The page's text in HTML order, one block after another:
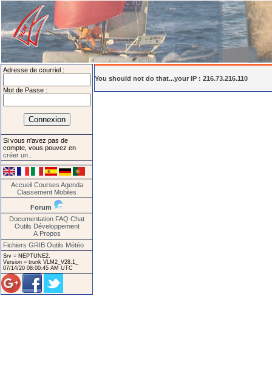
Adresse de courriel :
Mot de Passe :
Si vous n'avez pas de
compte, vous pouvez en
créer un
Accueil Courses Agenda
Classement Mobiles
Forum
Documentation FAQ Chat
Outils Développement
A Propos
Fichiers GRIB Outils Météo
Srv = NEPTUNE2.
Version = trunk VLM2_V28.1_
07/14/20 08:00:45 AM UTC
You should not do that...your IP : 216.73.216.110